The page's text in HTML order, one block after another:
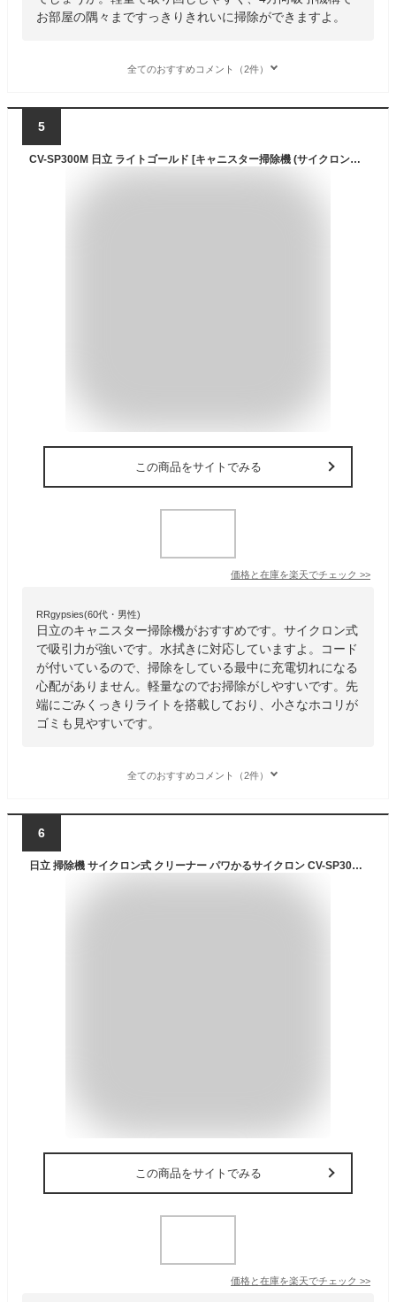
お部屋の隅々まですっきりきれいに掃除ができますよ。
全てのおすすめコメント（2件）
5
CV-SP300M 日立 ライトゴールド [キャニスター掃除機 (サイクロン式 コード式 水拭き対応)]
この商品をサイトでみる
価格と在庫を楽天でチェック >>
RRgypsies(60代・男性)
日立のキャニスター掃除機がおすすめです。サイクロン式
で吸引力が強いです。水拭きに対応していますよ。コード
が付いているので、掃除をしている最中に充電切れになる
心配がありません。軽量なのでお掃除がしやすいです。先
端にごみくっきりライトを搭載しており、小さなホコリが
ゴミも見やすいです。
全てのおすすめコメント（2件）
6
日立 掃除機 サイクロン式 クリーナー パワかるサイクロン CV-SP300M ライトゴールド コード式 キャニスター型 緑色LEDライト搭載 日本製 強力 軽量 軽い からまりにくい 自走機能 ごみダッシュ 掃除 CV-SP300M(N)（ラッピング不可）（.QL）
この商品をサイトでみる
価格と在庫を楽天でチェック >>